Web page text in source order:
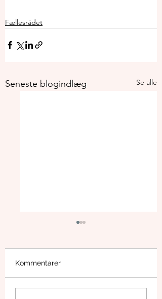
Fællesrådet
Seneste blogindlæg Se alle
Kommentarer